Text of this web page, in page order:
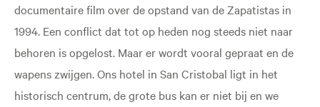
documentaire film over de opstand van de Zapatistas in
1994. Een conflict dat tot op heden nog steeds niet naar
behoren is opgelost. Maar er wordt vooral gepraat en de
wapens zwijgen. Ons hotel in San Cristobal ligt in het
historisch centrum, de grote bus kan er niet bij en we